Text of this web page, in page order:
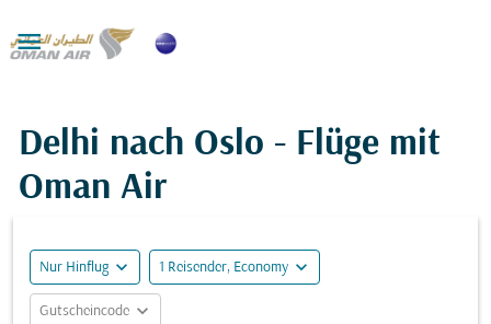

Delhi nach Oslo - Flüge mit
Oman Air
Nur Hinflug expand_more 1 Reisender, Economy expand_more
Gutscheincode expand_more